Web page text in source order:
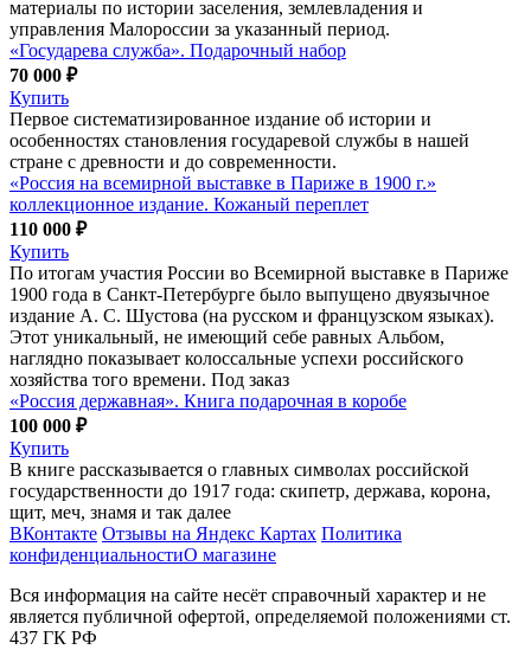
материалы по истории заселения, землевладения и
управления Малороссии за указанный период.
«Государева служба». Подарочный набор
70 000 ₽
Купить
Первое систематизированное издание об истории и
особенностях становления государевой службы в нашей
стране с древности и до современности.
«Россия на всемирной выставке в Париже в 1900 г.»
коллекционное издание. Кожаный переплет
110 000 ₽
Купить
По итогам участия России во Всемирной выставке в Париже
1900 года в Санкт-Петербурге было выпущено двуязычное
издание А. С. Шустова (на русском и французском языках).
Этот уникальный, не имеющий себе равных Альбом,
наглядно показывает колоссальные успехи российского
хозяйства того времени. Под заказ
«Россия державная». Книга подарочная в коробе
100 000 ₽
Купить
В книге рассказывается о главных символах российской
государственности до 1917 года: скипетр, держава, корона,
щит, меч, знамя и так далее
ВКонтакте Отзывы на Яндекс Картах Политика
конфиденциальностиО магазине
Вся информация на сайте несёт справочный характер и не
является публичной офертой, определяемой положениями ст.
437 ГК РФ